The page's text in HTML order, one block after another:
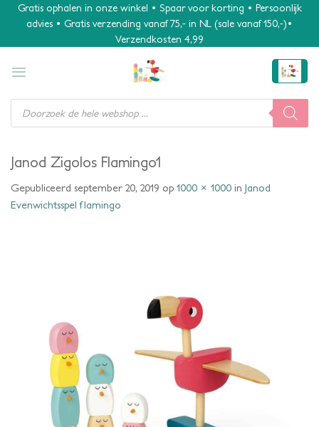
Gratis ophalen in onze winkel • Spaar voor korting • Persoonlijk
advies • Gratis verzending vanaf 75,- in NL (sale vanaf 150,-)•
Verzendkosten 4,99
Producten
zoeken
Janod Zigolos Flamingo1
Gepubliceerd september 20, 2019 op 1000 × 1000 in Janod
Evenwichtsspel flamingo